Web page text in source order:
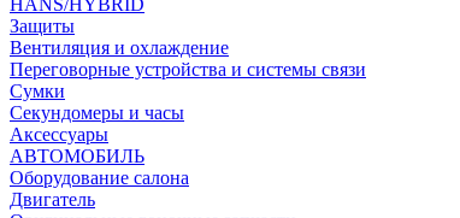
HANS/HYBRID
Защиты
Вентиляция и охлаждение
Переговорные устройства и системы связи
Сумки
Секундомеры и часы
Аксессуары
АВТОМОБИЛЬ
Оборудование салона
Двигатель